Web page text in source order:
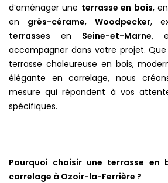
d’aménager une terrasse en bois, en
en grès-cérame, Woodpecker,
terrasses en Seine-et-Marne,
accompagner dans votre projet.
terrasse chaleureuse en bois,
élégante en carrelage, nous
mesure qui répondent à vos
spécifiques.
Pourquoi choisir une terrasse en
carrelage à Ozoir-la-Ferrière ?